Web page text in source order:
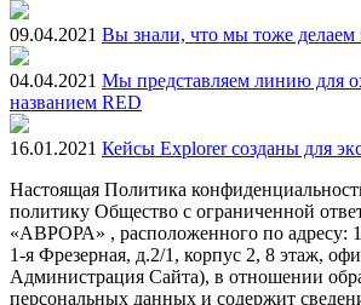
09.04.2021 Вы знали, что мы тоже делаем
04.04.2021 Мы представляем линию для
названием RED
16.01.2021 Кейсы Explorer созданы для
Настоящая Политика
политику Общество с ограниченной
«АВРОРА» , расположенного по адресу:
1-я Фрезерная, д.2/1, корпус 2, 8 этаж,
Администрация Сайта), в отношении
персональных данных и содержит